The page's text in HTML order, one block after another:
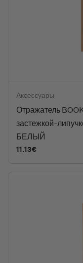
Аксессуары
Отражатель
застежкой-
БЕЛЫЙ
11.13€